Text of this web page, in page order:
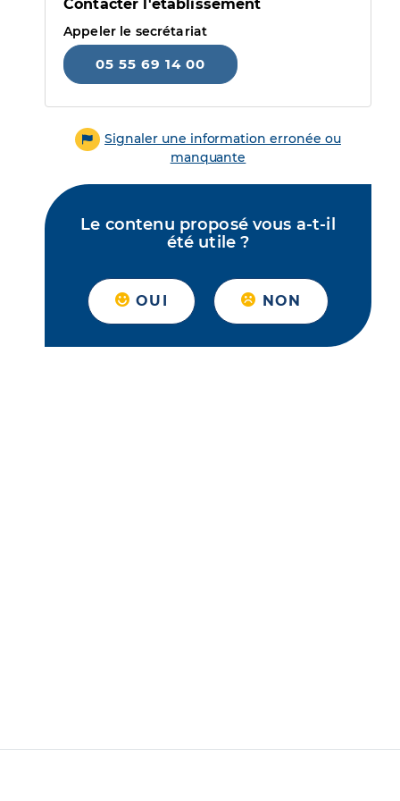
Contacter l'établissement
Appeler le secrétariat
05 55 69 14 00
Signaler une information erronée ou
manquante
Le contenu proposé vous a-t-il
été utile ?
OUI NON